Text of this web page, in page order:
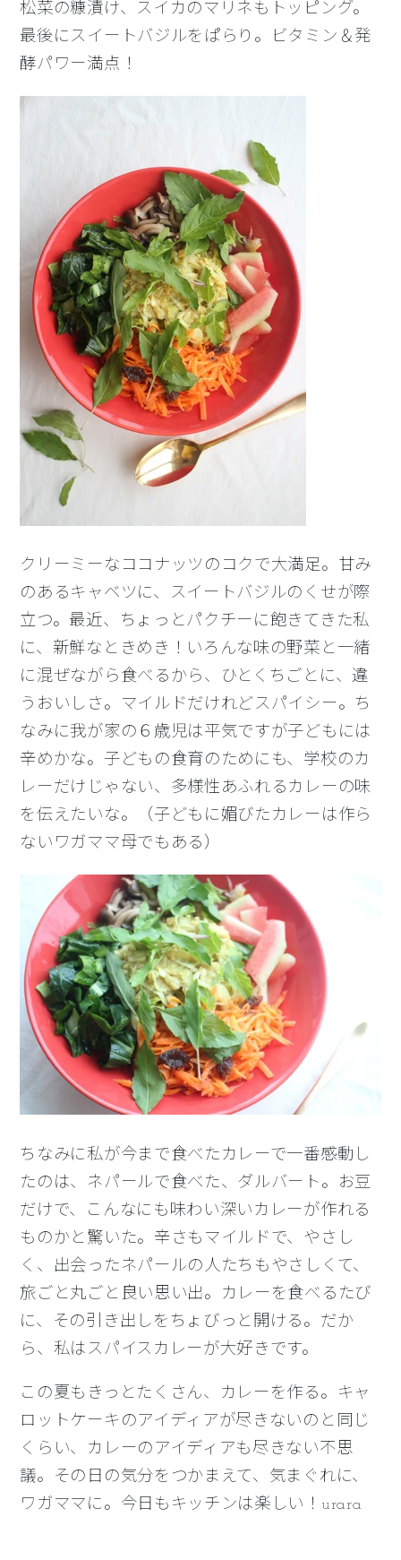
松菜の糠漬け、スイカのマリネもトッピング。
最後にスイートバジルをぱらり。ビタミン＆発
酵パワー満点！
クリーミーなココナッツのコクで大満足。甘み
のあるキャベツに、スイートバジルのくせが際
立つ。最近、ちょっとパクチーに飽きてきた私
に、新鮮なときめき！いろんな味の野菜と一緒
に混ぜながら食べるから、ひとくちごとに、違
うおいしさ。マイルドだけれどスパイシー。ち
なみに我が家の６歳児は平気ですが子どもには
辛めかな。子どもの食育のためにも、学校のカ
レーだけじゃない、多様性あふれるカレーの味
を伝えたいな。（子どもに媚びたカレーは作ら
ないワガママ母でもある）
ちなみに私が今まで食べたカレーで一番感動し
たのは、ネパールで食べた、ダルバート。お豆
だけで、こんなにも味わい深いカレーが作れる
ものかと驚いた。辛さもマイルドで、やさし
く、出会ったネパールの人たちもやさしくて、
旅ごと丸ごと良い思い出。カレーを食べるたび
に、その引き出しをちょびっと開ける。だか
ら、私はスパイスカレーが大好きです。
この夏もきっとたくさん、カレーを作る。キャ
ロットケーキのアイディアが尽きないのと同じ
くらい、カレーのアイディアも尽きない不思
議。その日の気分をつかまえて、気まぐれに、
ワガママに。今日もキッチンは楽しい！urara